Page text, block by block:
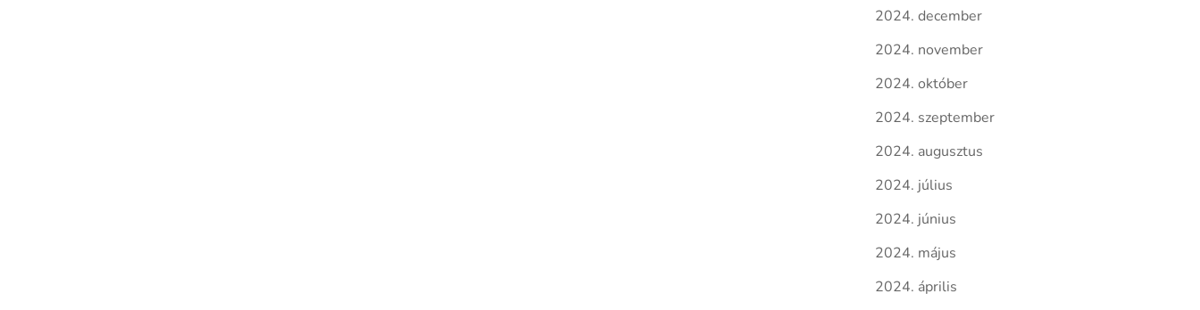
2024. december
2024. november
2024. október
2024. szeptember
2024. augusztus
2024. július
2024. június
2024. május
2024. április